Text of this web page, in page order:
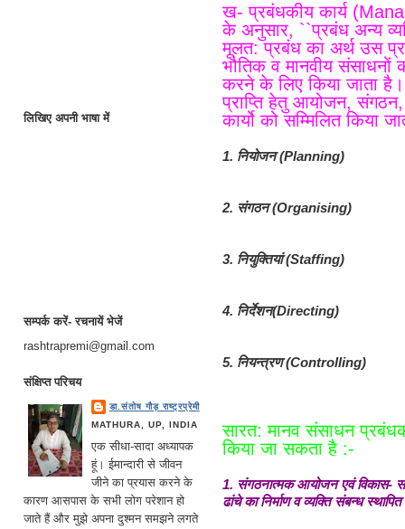
लिखिए अपनी भाषा में
सम्पर्क करें- रचनायें भेजें
rashtrapremi@gmail.com
संक्षिप्त परिचय
डा.संतोष गौड़ राष्ट्रप्रेमी
MATHURA, UP, INDIA
एक सीधा-सादा अध्यापक
हूं। ईमान्दारी से जीवन
जीने का प्रयास करने के
कारण आसपास के सभी लोग परेशान हो
जाते हैं और मुझे अपना दुश्मन समझने लगते
ख- प्रबंधकीय कार्य
के अनुसार, ``प्रबंध अन्य
मूलत: प्रबंध का अर्थ उस
भौतिक व मानवीय संसाधनों
करने के लिए किया जाता है।
प्राप्ति हेतु आयोजन, संगठन,
कार्यो को सम्मिलित किया
1. नियोजन (Planning)
2. संगठन (Organising)
3. नियुक्तियां (Staffing)
4. निर्देशन(Directing)
5. नियन्त्रण (Controlling)
सारत: मानव संसाधन प्रबंधक
किया जा सकता है :-
1. संगठनात्मक आयोजन एवं विकास-
ढांचे का निर्माण व व्यक्ति संबन्ध